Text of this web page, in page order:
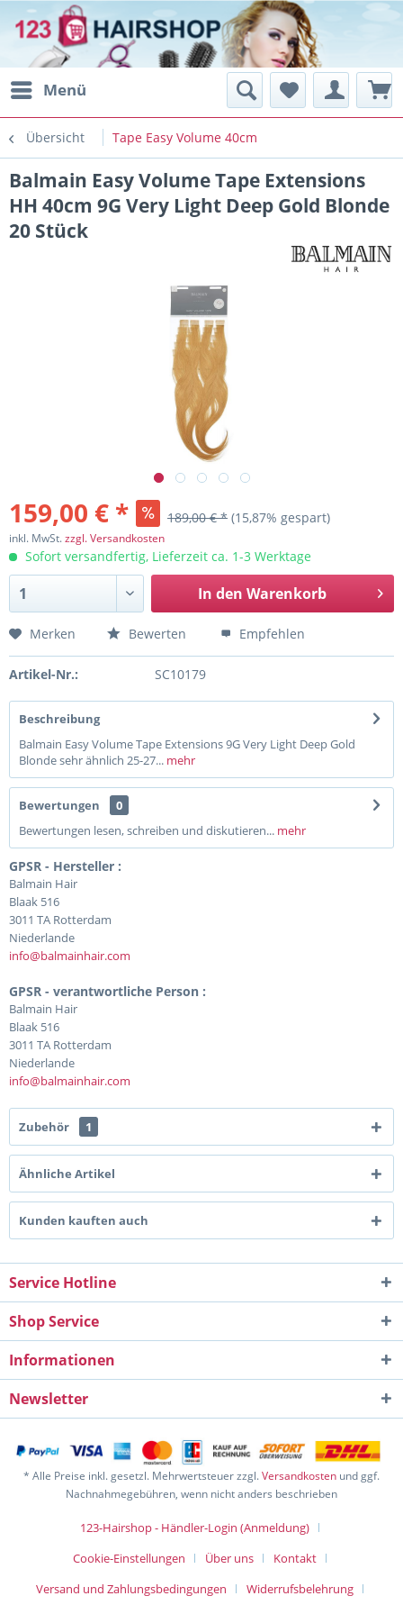
Menü
Übersicht Tape Easy Volume 40cm
Balmain Easy Volume Tape Extensions
HH 40cm 9G Very Light Deep Gold Blonde
20 Stück
159,00 € * 189,00 € * (15,87% gespart)
inkl. MwSt.zzgl. Versandkosten
Sofort versandfertig, Lieferzeit ca. 1-3 Werktage
In den Warenkorb
Merken Bewerten Empfehlen
Artikel-Nr.: SC10179
Beschreibung
Balmain Easy Volume Tape Extensions 9G Very Light Deep Gold
Blonde sehr ähnlich 25-27... mehr
Bewertungen
0
Bewertungen lesen, schreiben und diskutieren... mehr
GPSR - Hersteller :
Balmain Hair
Blaak 516
3011 TA Rotterdam
Niederlande
info@balmainhair.com
GPSR - verantwortliche Person :
Balmain Hair
Blaak 516
3011 TA Rotterdam
Niederlande
info@balmainhair.com
Zubehör 1
Ähnliche Artikel
Kunden kauften auch
Service Hotline
Shop Service
Informationen
Newsletter
* Alle Preise inkl. gesetzl. Mehrwertsteuer zzgl.Versandkosten und ggf.
Nachnahmegebühren, wenn nicht anders beschrieben
123-Hairshop - Händler-Login (Anmeldung)
Cookie-Einstellungen
Über uns
Kontakt
Versand und Zahlungsbedingungen
Widerrufsbelehrung